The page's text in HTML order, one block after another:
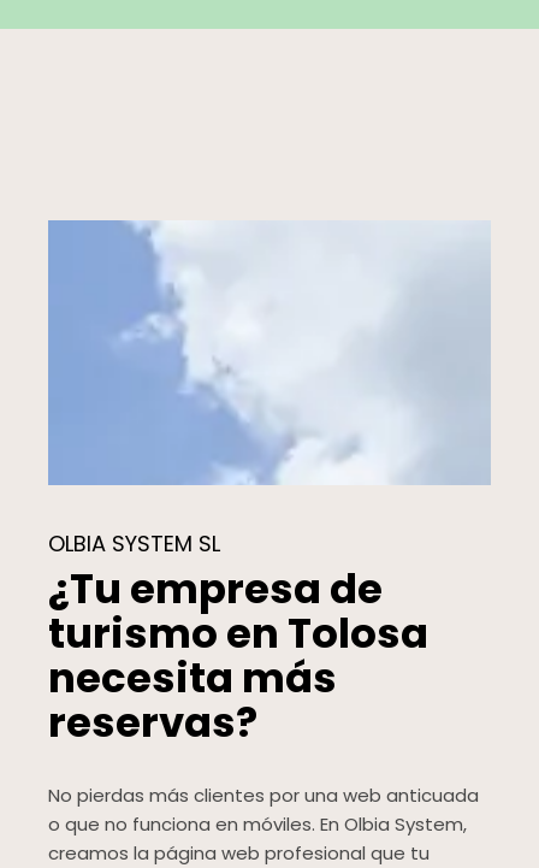
OLBIA SYSTEM SL
¿Tu empresa de
turismo en Tolosa
necesita más
reservas?
No pierdas más clientes por una web anticuada
o que no funciona en móviles. En Olbia System,
creamos la página web profesional que tu